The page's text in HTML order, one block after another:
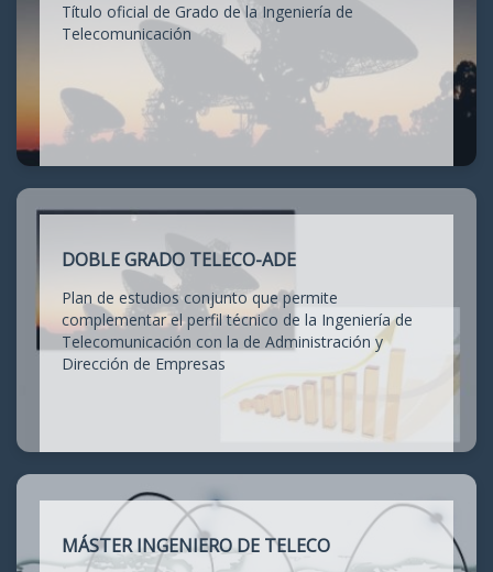
Título oficial de Grado de la Ingeniería de
Telecomunicación
DOBLE GRADO TELECO-ADE
Plan de estudios conjunto que permite
complementar el perfil técnico de la Ingeniería de
Telecomunicación con la de Administración y
Dirección de Empresas
MÁSTER INGENIERO DE TELECO